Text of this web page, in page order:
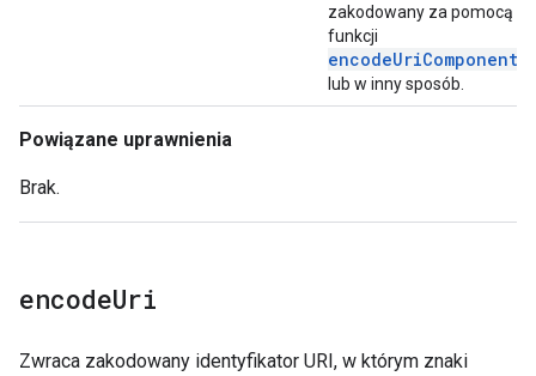
zakodowany za pomocą
funkcji
encodeUriComponent()
lub w inny sposób.
Powiązane uprawnienia
Brak.
encodeUri
Zwraca zakodowany identyfikator URI, w którym znaki